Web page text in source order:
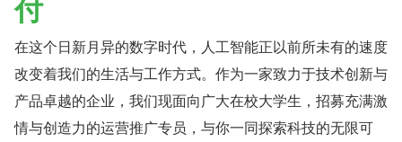
在这个日新月异的数字时代，人工智能正以前所未有的速度
改变着我们的生活与工作方式。作为一家致力于技术创新与
产品卓越的企业，我们现面向广大在校大学生，招募充满激
情与创造力的运营推广专员，与你一同探索科技的无限可